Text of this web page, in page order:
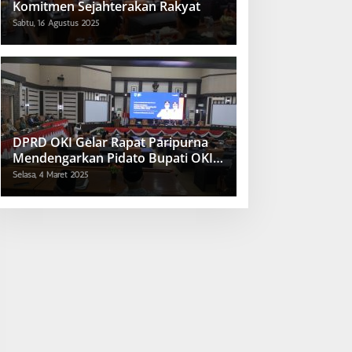
Komitmen Sejahterakan Rakyat
Sabtu, 16 Agustus 2025
DPRD OKI Gelar Rapat Paripurna
Mendengarkan Pidato Bupati OKI
2025-2030
Selasa, 4 Maret 2025